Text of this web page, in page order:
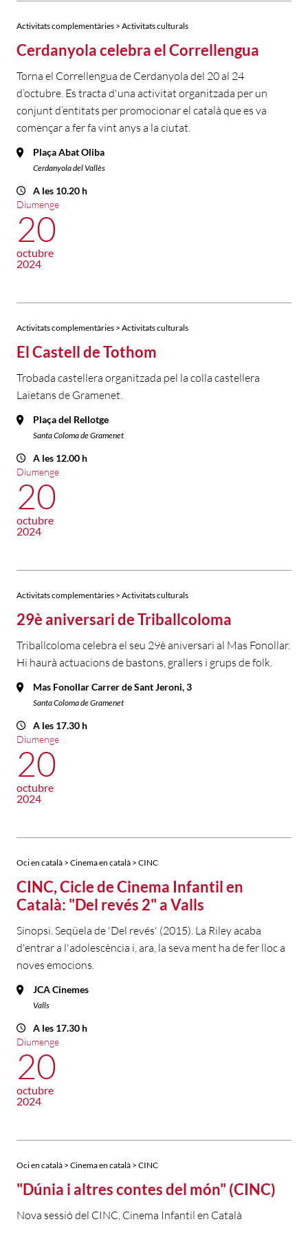
Activitats complementàries > Activitats culturals
Cerdanyola celebra el Correllengua
Torna el Correllengua de Cerdanyola del 20 al 24
d’octubre. Es tracta d'una activitat organitzada per un
conjunt d’entitats per promocionar el català que es va
començar a fer fa vint anys a la ciutat.
Plaça Abat Oliba
Cerdanyola del Vallès
A les 10.20 h
Diumenge
20
octubre
2024
Activitats complementàries > Activitats culturals
El Castell de Tothom
Trobada castellera organitzada pel la colla castellera
Laietans de Gramenet.
Plaça del Rellotge
Santa Coloma de Gramenet
A les 12.00 h
Diumenge
20
octubre
2024
Activitats complementàries > Activitats culturals
29è aniversari de Triballcoloma
Triballcoloma celebra el seu 29è aniversari al Mas Fonollar.
Hi haurà actuacions de bastons, grallers i grups de folk.
Mas Fonollar Carrer de Sant Jeroni, 3
Santa Coloma de Gramenet
A les 17.30 h
Diumenge
20
octubre
2024
Oci en català > Cinema en català > CINC
CINC, Cicle de Cinema Infantil en
Català: "Del revés 2" a Valls
Sinopsi. Seqüela de 'Del revés' (2015). La Riley acaba
d'entrar a l'adolescència i, ara, la seva ment ha de fer lloc a
noves emocions.
JCA Cinemes
Valls
A les 17.30 h
Diumenge
20
octubre
2024
Oci en català > Cinema en català > CINC
"Dúnia i altres contes del món" (CINC)
Nova sessió del CINC, Cinema Infantil en Català